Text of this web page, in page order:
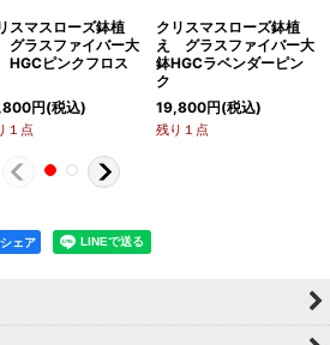
スマスローズ鉢植
ラスファイバー大
ピンクフロス
円(税込)
１点
クリスマスローズ鉢植
え グラスファイバー大
鉢HGCラベンダーピン
ク
19,800円(税込)
残り１点
ェア